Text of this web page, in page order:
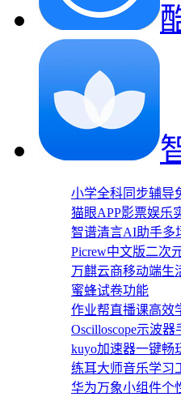
小学全科同步辅导
猫眼APP影票娱乐
智谱清言AI助手多
Picrew中文版二次
万麒云商移动端生
蜜蜂试卷功能
作业帮直播课高效
Oscilloscope示波
kuyo加速器一键畅
练耳大师音乐学习
华为万象小组件个